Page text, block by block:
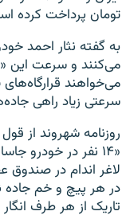
تومان پرداخت کرده
به گفته نثار احمد
می‌کنند و سرعت این
می‌خواهند
سرعتی زیاد راهی
روزنامه شهروند از
لاغر اندام در صندوق
در هر پیچ و خم جاده
تاریک از هر طرف